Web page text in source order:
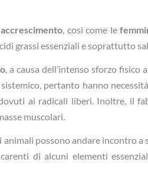
, così come le
grassi essenziali e soprattutto
, a causa dell’intenso sforzo
pertanto hanno
ai radicali liberi. Inoltre, il
muscolari.
animali possono andare incontro
di alcuni elementi